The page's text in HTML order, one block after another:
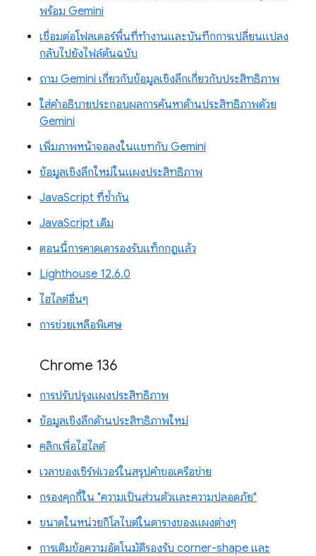
พร้อม Gemini
เชื่อมต่อโฟลเดอร์พื้นที่ทำงานและบันทึกการเปลี่ยนแปลง
กลับไปยังไฟล์ต้นฉบับ
ถาม Gemini เกี่ยวกับข้อมูลเชิงลึกเกี่ยวกับประสิทธิภาพ
ใส่คำอธิบายประกอบผลการค้นหาด้านประสิทธิภาพด้วย
Gemini
เพิ่มภาพหน้าจอลงในแชทกับ Gemini
ข้อมูลเชิงลึกใหม่ในแผงประสิทธิภาพ
JavaScript ที่ซ้ำกัน
JavaScript เดิม
ตอนนี้การคาดเดารองรับแท็กกฎแล้ว
Lighthouse 12.6.0
ไฮไลต์อื่นๆ
การช่วยเหลือพิเศษ
Chrome 136
การปรับปรุงแผงประสิทธิภาพ
ข้อมูลเชิงลึกด้านประสิทธิภาพใหม่
คลิกเพื่อไฮไลต์
เวลาของเซิร์ฟเวอร์ในสรุปคำขอเครือข่าย
กรองคุกกี้ใน "ความเป็นส่วนตัวและความปลอดภัย"
ขนาดในหน่วยกิโลไบต์ในตารางของแผงต่างๆ
การเติมข้อความอัตโนมัติรองรับ corner-shape และ